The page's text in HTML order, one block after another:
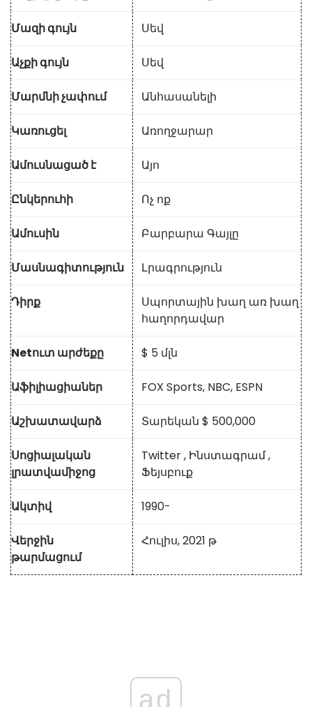
Մազի գույն Սեվ
Աչքի գույն Սեվ
Մարմնի չափում Անհասանելի
Կառուցել Առողջարար
Ամուսնացած է Այո
Ընկերուհի Ոչ ոք
Ամուսին Բարբարա Գայլը
Մասնագիտություն Լրագրություն
Դիրք
Սպորտային խաղ առ խաղ
հաղորդավար
Netուտ արժեքը $ 5 մլն
Աֆիլիացիաներ FOX Sports, NBC, ESPN
Աշխատավարձ Տարեկան $ 500,000
Սոցիալական
լրատվամիջոց
Twitter, Ինստագրամ,
Ֆեյսբուք
Ակտիվ 1990-
Վերջին
թարմացում
Հուլիս, 2021 թ
ad